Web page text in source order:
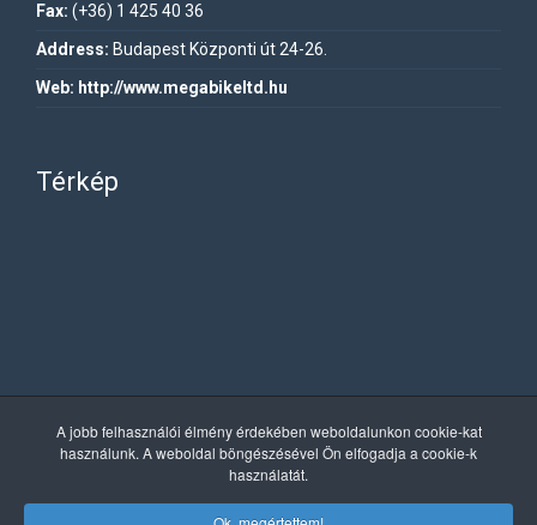
A jobb felhasználói élmény érdekében weboldalunkon cookie-kat
használunk. A weboldal böngészésével Ön elfogadja a cookie-k
használatát.
Fax: (+36) 1 425 40 36
Address: Budapest Központi út 24-26.
Web: http://www.megabikeltd.hu
Térkép